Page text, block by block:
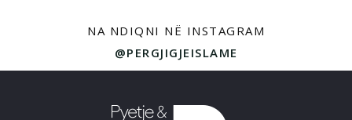
NA NDIQNI NË INSTAGRAM
@PERGJIGJEISLAME